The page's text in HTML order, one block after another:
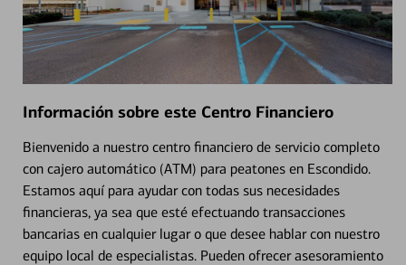
Información sobre este Centro Financiero
Bienvenido a nuestro centro financiero de servicio completo
con cajero automático (ATM) para peatones en Escondido.
Estamos aquí para ayudar con todas sus necesidades
financieras, ya sea que esté efectuando transacciones
bancarias en cualquier lugar o que desee hablar con nuestro
equipo local de especialistas. Pueden ofrecer asesoramiento